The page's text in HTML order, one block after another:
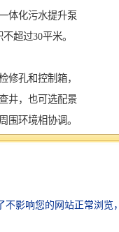
体化污水提升泵
超过30平米。
修孔和控制箱，
井，也可选配景
围环境相协调。
行政办公等地点
问题而引起的不